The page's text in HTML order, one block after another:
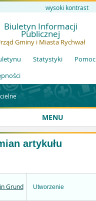
wysoki kontrast
Biuletyn Informacji
Publicznej
Gminy i Miasta Rychwał
Statystyki
Pomoc
MENU
artykułu
Grund Utworzenie